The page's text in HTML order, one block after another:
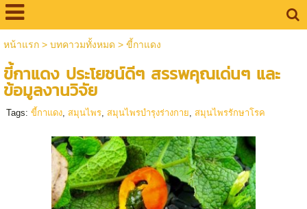
หน้าแรก> บทคาวมทั้งหมด > ขี้กาแดง
ขี้กาแดง ประโยชน์ดีๆ สรรพคุณเด่นๆ และ
ข้อมูลงานวิจัย
Tags: ขี้กาแดง, สมุนไพร, สมุนไพรบำรุงร่างกาย, สมุนไพรรักษาโรค